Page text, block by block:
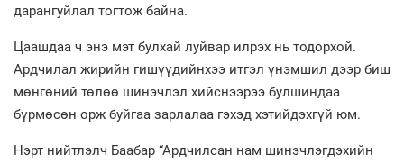
дарангуйлал тогтож байна.
Цаашдаа ч энэ мэт булхай луйвар илрэх нь тодорхой.
Ардчилал жирийн гишүүдийнхээ итгэл үнэмшил дээр биш
мөнгөний төлөө шинэчлэл хийснээрээ булшиндаа
бүрмөсөн орж буйгаа зарлалаа гэхэд хэтийдэхгүй юм.
Нэрт нийтлэлч Баабар “Ардчилсан нам шинэчлэгдэхийн